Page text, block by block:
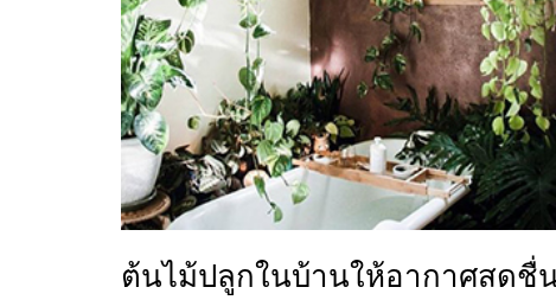
ต้นไม้ปลูกในบ้านให้อากาศสดชื่